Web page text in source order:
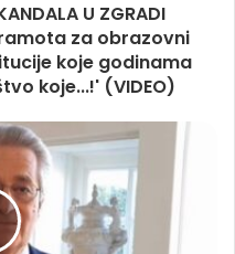
U ZGRADI
za obrazovni
koje godinama
koje...!' (VIDEO)